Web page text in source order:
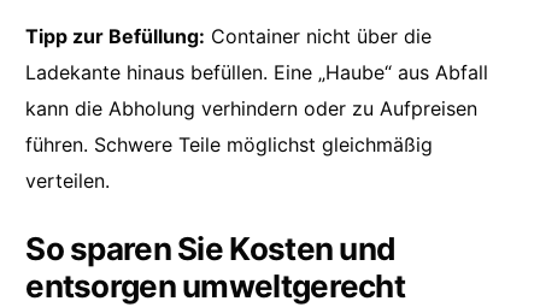
Tipp zur Befüllung: Container nicht über die
Ladekante hinaus befüllen. Eine „Haube“ aus Abfall
kann die Abholung verhindern oder zu Aufpreisen
führen. Schwere Teile möglichst gleichmäßig
verteilen.
So sparen Sie Kosten und
entsorgen umweltgerecht